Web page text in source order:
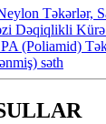
Təkərlər,
Dəqiqlikli Kürə
(Poliamid)
səth